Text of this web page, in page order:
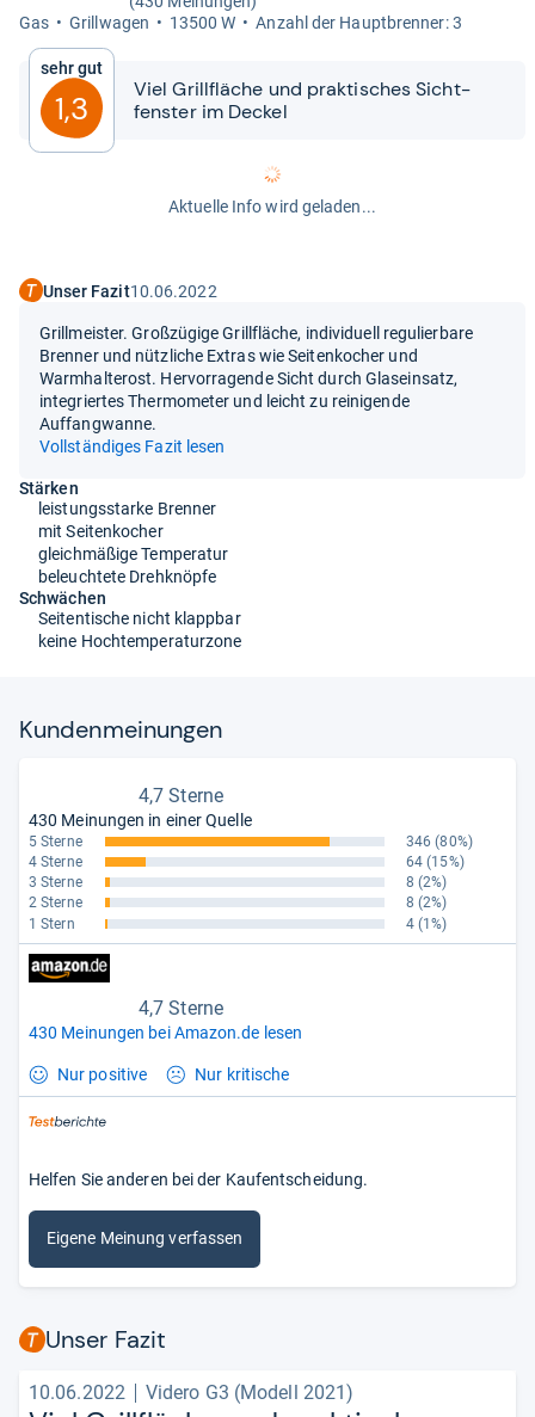
Gas
Grill­wa­gen 13500 W Anzahl der Haupt­bren­ner: 3
Sehr gut
1,3
Viel Grill­flä­che und prak­ti­sches Sicht­
fens­ter im Deckel
Aktuelle Info wird geladen...
Unser Fazit10.06.2022
Grillmeister. Großzügige Grillfläche, individuell regulierbare
Brenner und nützliche Extras wie Seitenkocher und
Warmhalterost. Hervorragende Sicht durch Glaseinsatz,
integriertes Thermometer und leicht zu reinigende
Auffangwanne.
Vollständiges Fazit lesen
Stärken
leistungsstarke Brenner
mit Seitenkocher
gleichmäßige Temperatur
beleuchtete Drehknöpfe
Schwächen
Seitentische nicht klappbar
keine Hochtemperaturzone
Kun­den­mei­nun­gen
4,7 Sterne
430 Meinungen in einer Quelle
5 Sterne 346 (80%)
4 Sterne
64 (15%)
3 Sterne
8 (2%)
2 Sterne
8 (2%)
1 Stern
4 (1%)
4,7 Sterne
430 Meinungen bei Amazon.de lesen
Nur positive Nur kritische
Helfen Sie anderen bei der Kaufentscheidung.
Eigene Meinung verfassen
Unser Fazit
10.06.2022 Videro G3 (Modell 2021)